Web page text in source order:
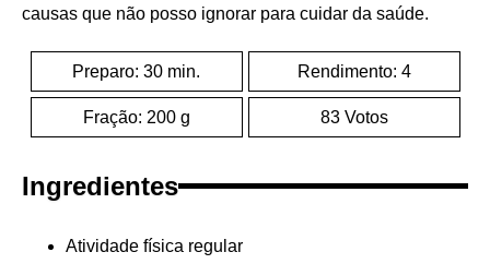
causas que não posso ignorar para cuidar da saúde.
Preparo: 30 min. Rendimento: 4
Fração: 200 g 83 Votos
Ingredientes
Atividade física regular